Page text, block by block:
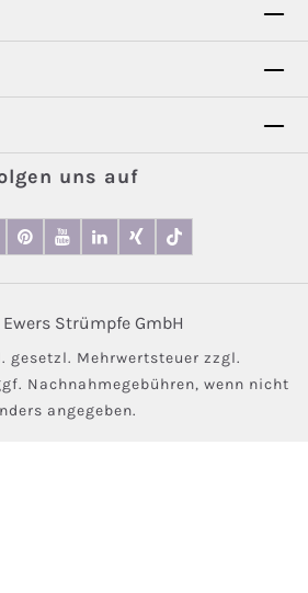
uns auf
Strümpfe GmbH
gesetzl. Mehrwertsteuer zzgl.
Nachnahmegebühren, wenn nicht
angegeben.